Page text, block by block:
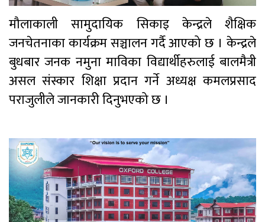
मौलाकाली सामुदायिक सिकाइ केन्द्रले शैक्षिक
जनचेतनाका कार्यक्रम सञ्चालन गर्दै आएको छ । केन्द्रले
बुधबार जनक नमुना माविका विद्यार्थीहरुलाई बालमैत्री
असल संस्कार शिक्षा प्रदान गर्ने अध्यक्ष कमलप्रसाद
पराजुलीले जानकारी दिनुभएको छ ।